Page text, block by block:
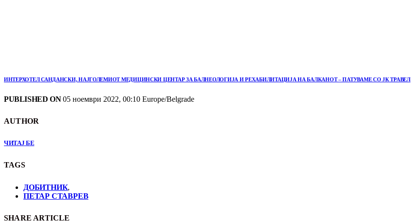
ИНТЕРХОТЕЛ САНДАНСКИ, НАЈГОЛЕМИОТ МЕДИЦИНСКИ ЦЕНТАР ЗА БАЛНЕОЛОГИЈА И РЕХАБИЛИТАЦИЈА НА БАЛКАНОТ – ПАТУВАМЕ СО ЈК ТРАВЕЛ
PUBLISHED ON05 ноември 2022, 00:10 Europe/Belgrade
AUTHOR
ЧИТАЈ БЕ
TAGS
ДОБИТНИК,
ПЕТАР СТАВРЕВ
SHARE ARTICLE